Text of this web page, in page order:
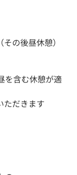
の後昼休憩）
を含む休憩が適
だきます